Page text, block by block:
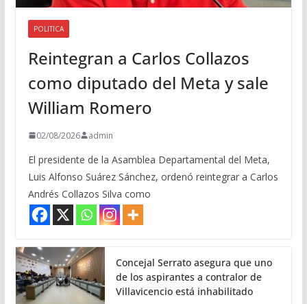
POLITICA
Reintegran a Carlos Collazos
como diputado del Meta y sale
William Romero
02/08/2026 admin
El presidente de la Asamblea Departamental del Meta,
Luis Alfonso Suárez Sánchez, ordenó reintegrar a Carlos
Andrés Collazos Silva como
Concejal Serrato asegura que uno
de los aspirantes a contralor de
Villavicencio está inhabilitado